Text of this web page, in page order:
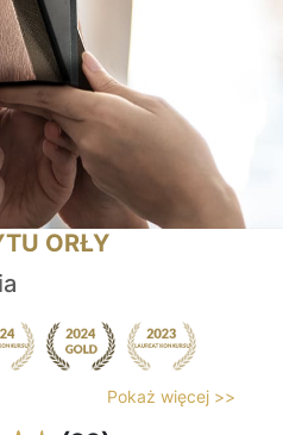
ORŁY
Pokaż więcej >>